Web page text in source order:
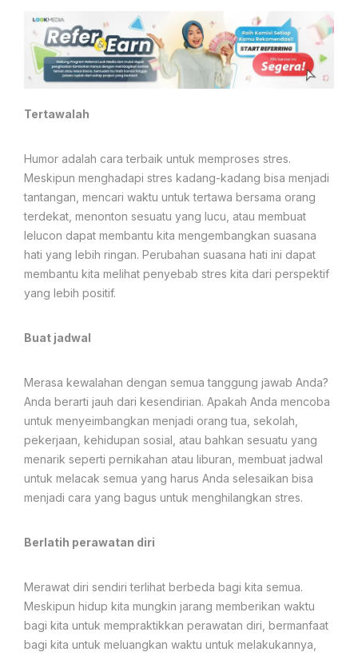
Tertawalah
Humor adalah cara terbaik untuk memproses stres.
Meskipun menghadapi stres kadang-kadang bisa menjadi
tantangan, mencari waktu untuk tertawa bersama orang
terdekat, menonton sesuatu yang lucu, atau membuat
lelucon dapat membantu kita mengembangkan suasana
hati yang lebih ringan. Perubahan suasana hati ini dapat
membantu kita melihat penyebab stres kita dari perspektif
yang lebih positif.
Buat jadwal
Merasa kewalahan dengan semua tanggung jawab Anda?
Anda berarti jauh dari kesendirian. Apakah Anda mencoba
untuk menyeimbangkan menjadi orang tua, sekolah,
pekerjaan, kehidupan sosial, atau bahkan sesuatu yang
menarik seperti pernikahan atau liburan, membuat jadwal
untuk melacak semua yang harus Anda selesaikan bisa
menjadi cara yang bagus untuk menghilangkan stres.
Berlatih perawatan diri
Merawat diri sendiri terlihat berbeda bagi kita semua.
Meskipun hidup kita mungkin jarang memberikan waktu
bagi kita untuk mempraktikkan perawatan diri, bermanfaat
bagi kita untuk meluangkan waktu untuk melakukannya,